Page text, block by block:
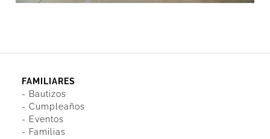
FAMILIARES
- Bautizos
- Cumpleaños
- Eventos
- Familias